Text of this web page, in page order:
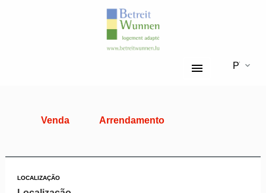
PT
Venda Arrendamento
LOCALIZAÇÃO